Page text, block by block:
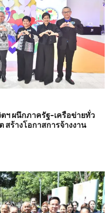
ฯ ผนึกภาครัฐ-เครือข่ายทั่ว
สร้างโอกาสการจ้างงาน